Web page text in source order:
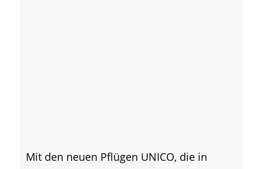
Mit den neuen Pflügen UNICO, die in